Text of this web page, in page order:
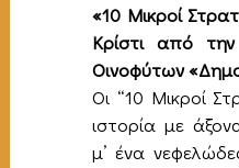
«10 Μικροί
Κρίστι από
Οινοφύτων
Οι “10 Μικροί
ιστορία με
μ’ ένα